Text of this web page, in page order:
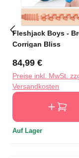
Fleshjack Boys -
Corrigan Bliss
Regulärer Preis:
84,99 €
Preise inkl. MwSt.
Versandkosten
Auf Lager